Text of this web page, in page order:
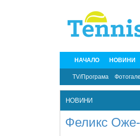
НАЧАЛО НОВИНИ
TV/Програма
НОВИНИ
Феликс